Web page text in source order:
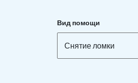
Вид помощи
Снятие ломки